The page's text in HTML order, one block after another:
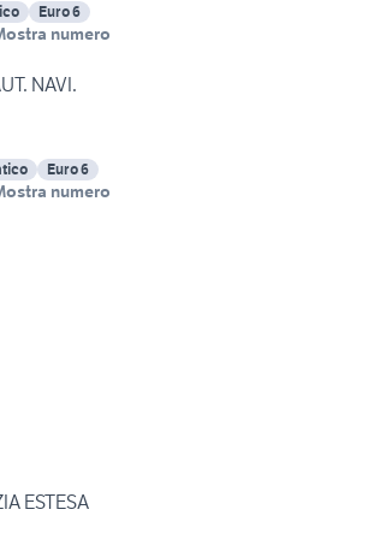
Euro 6
numero
NAVI.
Euro 6
numero
GARANZIA ESTESA